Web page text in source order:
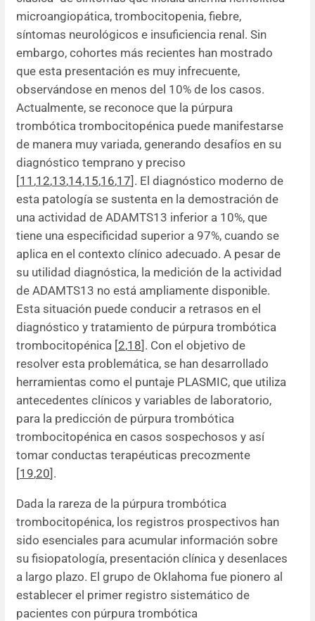
microangiopática, trombocitopenia, fiebre,
síntomas neurológicos e insuficiencia renal. Sin
embargo, cohortes más recientes han mostrado
que esta presentación es muy infrecuente,
observándose en menos del 10% de los casos.
Actualmente, se reconoce que la púrpura
trombótica trombocitopénica puede manifestarse
de manera muy variada, generando desafíos en su
diagnóstico temprano y preciso
[11 ,12,13,14,15,16,17]. El diagnóstico moderno de
esta patología se sustenta en la demostración de
una actividad de ADAMTS13 inferior a 10%, que
tiene una especificidad superior a 97%, cuando se
aplica en el contexto clínico adecuado. A pesar de
su utilidad diagnóstica, la medición de la actividad
de ADAMTS13 no está ampliamente disponible.
Esta situación puede conducir a retrasos en el
diagnóstico y tratamiento de púrpura trombótica
trombocitopénica [2,18]. Con el objetivo de
resolver esta problemática, se han desarrollado
herramientas como el puntaje PLASMIC, que utiliza
antecedentes clínicos y variables de laboratorio,
para la predicción de púrpura trombótica
trombocitopénica en casos sospechosos y así
tomar conductas terapéuticas precozmente
[19,20].
Dada la rareza de la púrpura trombótica
trombocitopénica, los registros prospectivos han
sido esenciales para acumular información sobre
su fisiopatología, presentación clínica y desenlaces
a largo plazo. El grupo de Oklahoma fue pionero al
establecer el primer registro sistemático de
pacientes con púrpura trombótica